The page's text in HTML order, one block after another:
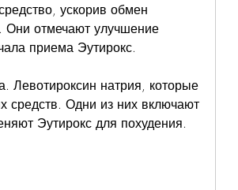
ускорив обмен
Они отмечают улучшение
приема Эутирокс.
Левотироксин натрия, которые
средств. Одни из них включают
Эутирокс для похудения.